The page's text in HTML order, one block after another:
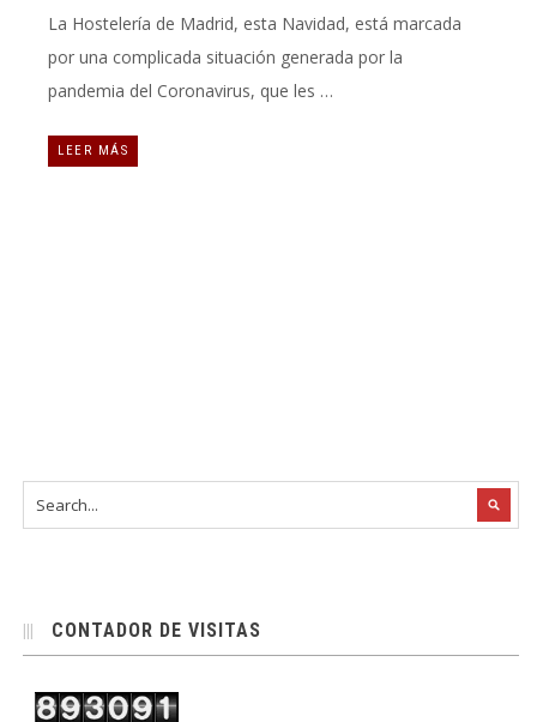
La Hostelería de Madrid, esta Navidad, está marcada
por una complicada situación generada por la
pandemia del Coronavirus, que les …
LEER MÁS
CONTADOR DE VISITAS